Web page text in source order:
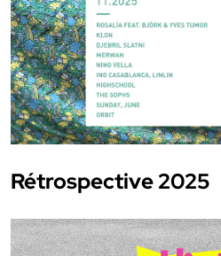
Rétrospective 2025